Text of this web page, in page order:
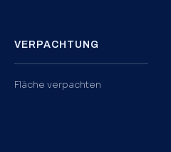
VERPACHTUNG
Fläche verpachten